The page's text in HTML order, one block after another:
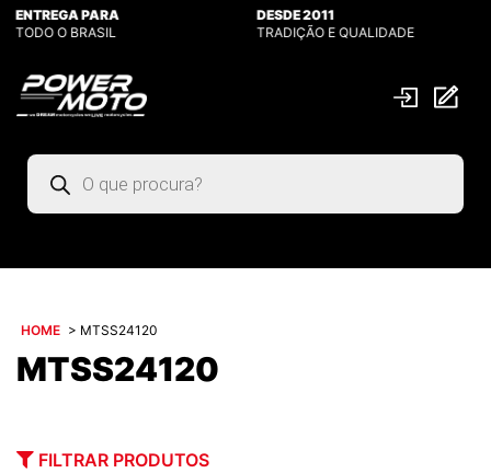
ENTREGA PARA
TODO O BRASIL
DESDE 2011
TRADIÇÃO E QUALIDADE
Pesquisar
produtos
HOME > MTSS24120
MTSS24120
FILTRAR PRODUTOS